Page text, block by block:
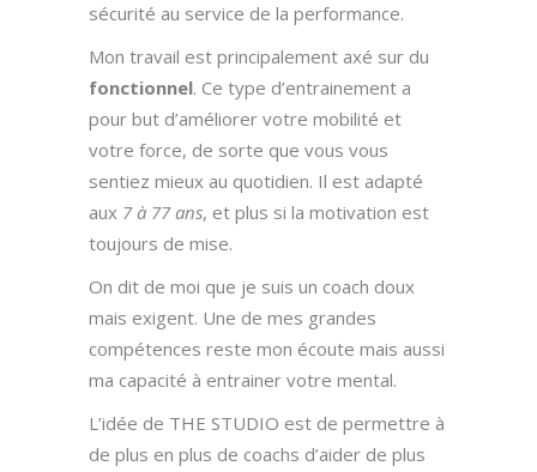
sécurité au service de la performance.
Mon travail est principalement axé sur du
fonctionnel. Ce type d’entrainement a
pour but d’améliorer votre mobilité et
votre force, de sorte que vous vous
sentiez mieux au quotidien. Il est adapté
aux 7 à 77 ans, et plus si la motivation est
toujours de mise.
On dit de moi que je suis un coach doux
mais exigent. Une de mes grandes
compétences reste mon écoute mais aussi
ma capacité à entrainer votre mental.
L’idée de THE STUDIO est de permettre à
de plus en plus de coachs d’aider de plus